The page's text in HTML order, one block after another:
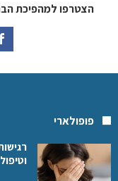
הצטרפו למהפיכת
פופולארי
וטיפול